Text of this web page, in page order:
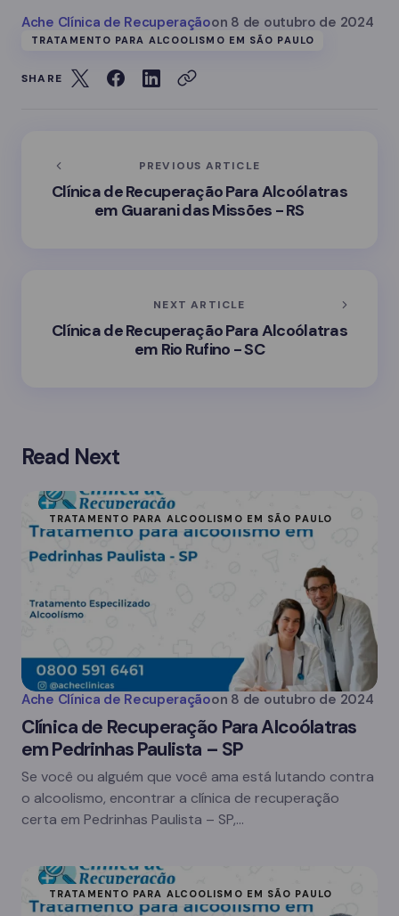
Ache Clínica de Recuperaçãoon 8 de outubro de 2024
TRATAMENTO PARA ALCOOLISMO EM SÃO PAULO
SHARE
PREVIOUS ARTICLE
Clínica de Recuperação Para Alcoólatras
em Guarani das Missões - RS
NEXT ARTICLE
Clínica de Recuperação Para Alcoólatras
em Rio Rufino - SC
Read Next
TRATAMENTO PARA ALCOOLISMO EM SÃO PAULO
Ache Clínica de Recuperaçãoon 8 de outubro de 2024
Clínica de Recuperação Para Alcoólatras
em Pedrinhas Paulista – SP
Se você ou alguém que você ama está lutando contra
o alcoolismo, encontrar a clínica de recuperação
certa em Pedrinhas Paulista – SP,…
TRATAMENTO PARA ALCOOLISMO EM SÃO PAULO